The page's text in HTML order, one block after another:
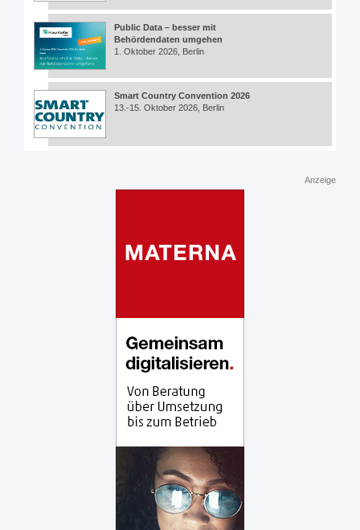
Public Data – besser mit
Behördendaten umgehen
1. Oktober 2026, Berlin
Smart Country Convention 2026
13.-15. Oktober 2026, Berlin
Anzeige